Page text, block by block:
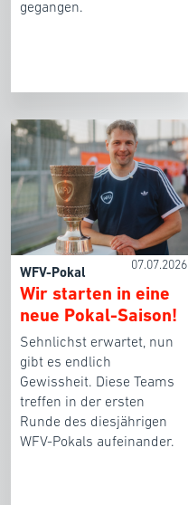
gegangen.
07.07.2026
WFV-Pokal
Wir starten in eine
neue Pokal-Saison!
Sehnlichst erwartet, nun
gibt es endlich
Gewissheit. Diese Teams
treffen in der ersten
Runde des diesjährigen
WFV-Pokals aufeinander.